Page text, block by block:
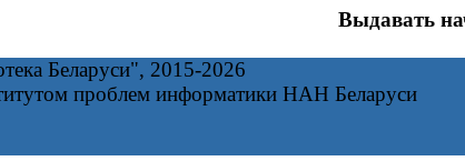
Выдавать
Беларуси", 2015-2026
проблем информатики НАН Беларуси